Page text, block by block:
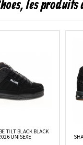
les produits
TILT BLACK BLACK
UNISEXE